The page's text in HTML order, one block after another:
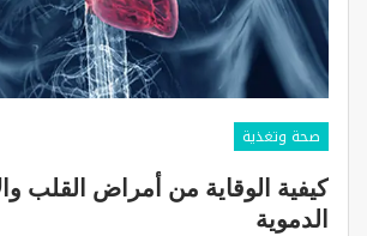
صحة وتغذية
كيفية الوقاية من أمراض القلب
الدموية